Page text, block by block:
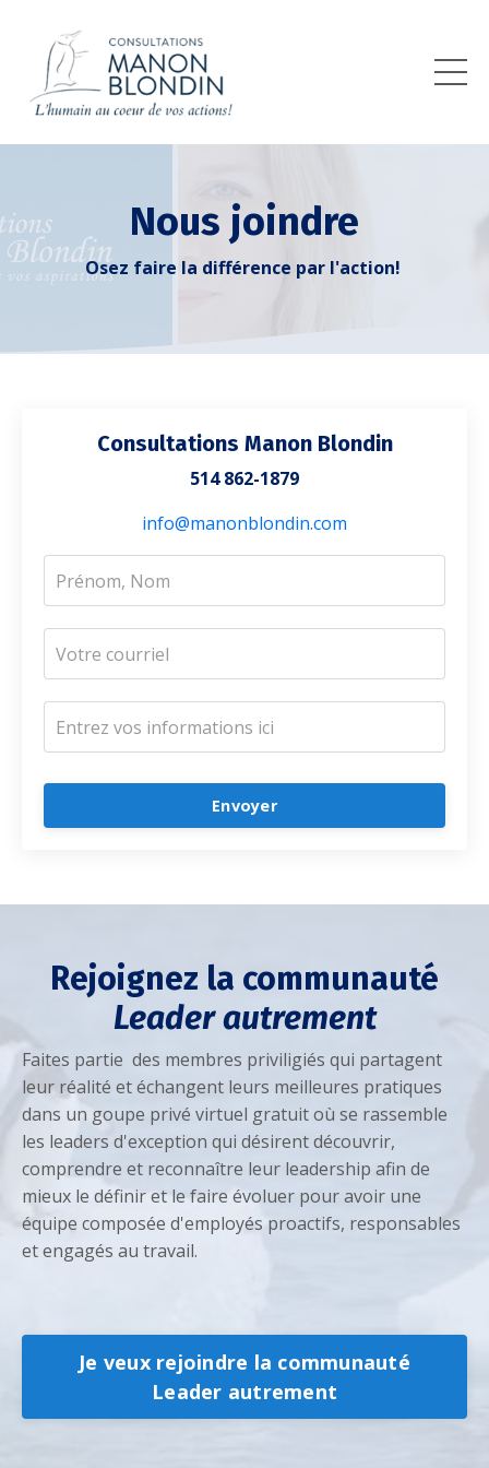
Nous joindre
Osez faire la différence par l'action!
Consultations Manon Blondin
514 862-1879
info@manonblondin.com
Envoyer
Rejoignez la communauté
Leader autrement
Faites partie des membres priviligiés qui partagent
leur réalité et échangent leurs meilleures pratiques
dans un goupe privé virtuel gratuit où se rassemble
les leaders d'exception qui désirent découvrir,
comprendre et reconnaître leur leadership afin de
mieux le définir et le faire évoluer pour avoir une
équipe composée d'employés proactifs, responsables
et engagés au travail.
Je veux rejoindre la communauté
Leader autrement